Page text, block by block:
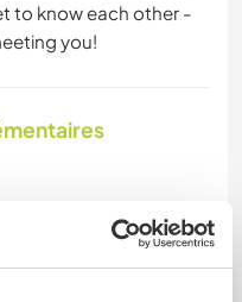
to know each other -
you!